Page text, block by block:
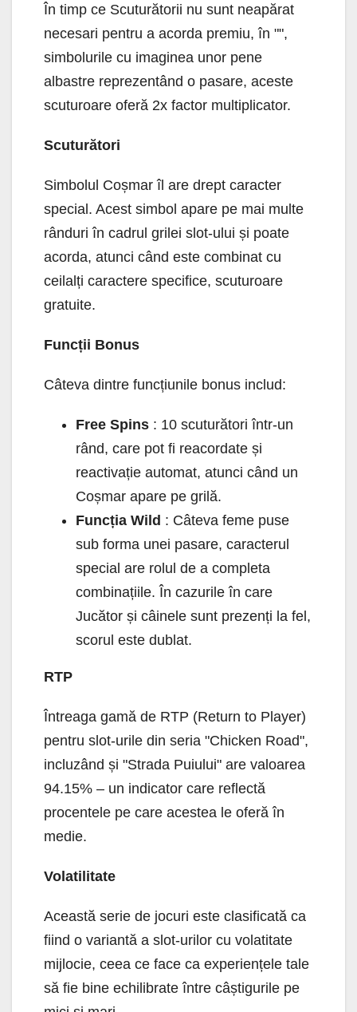
În timp ce Scuturătorii nu sunt neapărat
necesari pentru a acorda premiu, în "",
simbolurile cu imaginea unor pene
albastre reprezentând o pasare, aceste
scuturoare oferă 2x factor multiplicator.
Scuturători
Simbolul Coșmar îl are drept caracter
special. Acest simbol apare pe mai multe
rânduri în cadrul grilei slot-ului și poate
acorda, atunci când este combinat cu
ceilalți caractere specifice, scuturoare
gratuite.
Funcții Bonus
Câteva dintre funcțiunile bonus includ:
Free Spins : 10 scuturători într-un
rând, care pot fi reacordate și
reactivație automat, atunci când un
Coșmar apare pe grilă.
Funcția Wild : Câteva feme puse
sub forma unei pasare, caracterul
special are rolul de a completa
combinațiile. În cazurile în care
Jucător și câinele sunt prezenți la fel,
scorul este dublat.
RTP
Întreaga gamă de RTP (Return to Player)
pentru slot-urile din seria "Chicken Road",
incluzând și "Strada Puiului" are valoarea
94.15% – un indicator care reflectă
procentele pe care acestea le oferă în
medie.
Volatilitate
Această serie de jocuri este clasificată ca
fiind o variantă a slot-urilor cu volatitate
mijlocie, ceea ce face ca experiențele tale
să fie bine echilibrate între câștigurile pe